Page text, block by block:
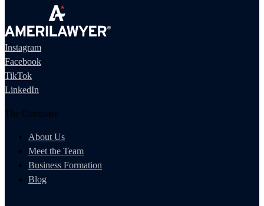
Instagram
Facebook
TikTok
LinkedIn
The Company
About Us
Meet the Team
Business Formation
Blog